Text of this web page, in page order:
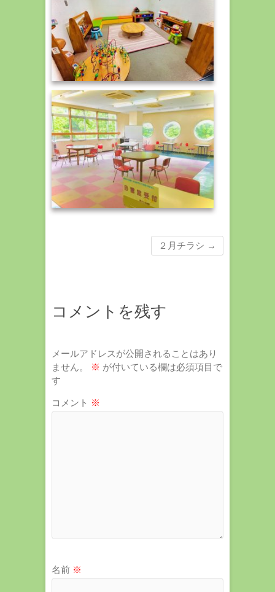
２月チラシ →
コメントを残す
メールアドレスが公開されることはあり
ません。
※ が付いている欄は必須項目で
す
コメント ※
名前 ※